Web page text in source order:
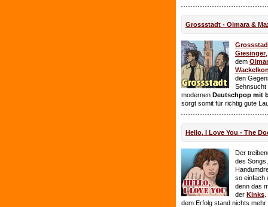
Grossstadt - Oimara &
Giesinger
dem
den
Sehnsucht
modernen Deutschpop mit
sorgt somit für richtig gute
Hello, I Love You - The
Der
des
so einfach
denn das
der Kinks
dem Erfolg stand nichts mehr